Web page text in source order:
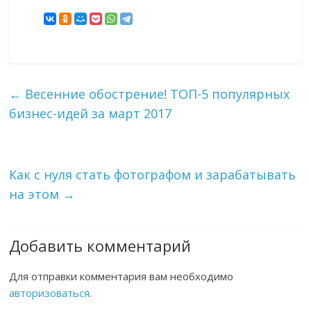
← Весенние обострение! ТОП-5 популярных
бизнес-идей за март 2017
Как с нуля стать фотографом и зарабатывать
на этом →
Добавить комментарий
Для отправки комментария вам необходимо
авторизоваться.